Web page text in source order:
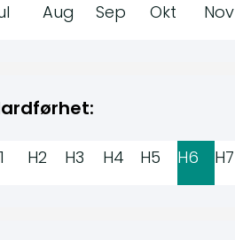
Aug Sep Okt Nov
H2 H3 H4 H5 H6 H7